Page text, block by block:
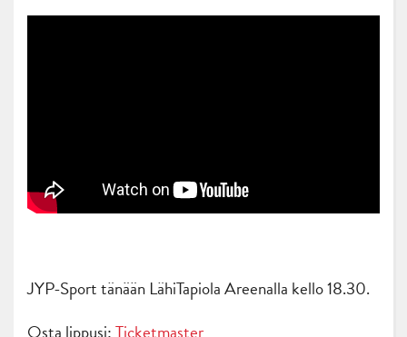
JYP-Sport tänään LähiTapiola Areenalla kello 18.30.